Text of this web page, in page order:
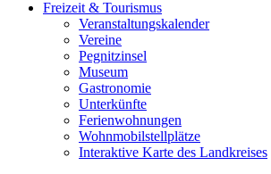
Freizeit & Tourismus
Veranstaltungskalender
Vereine
Pegnitzinsel
Museum
Gastronomie
Unterkünfte
Ferienwohnungen
Wohnmobilstellplätze
Interaktive Karte des Landkreises